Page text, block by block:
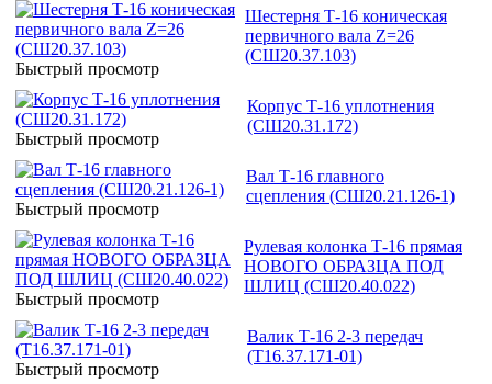
Быстрый просмотр
Шестерня Т-16 коническая
первичного вала Z=26
(СШ20.37.103)
Быстрый просмотр
Корпус Т-16 уплотнения
(СШ20.31.172)
Быстрый просмотр
Вал Т-16 главного
сцепления (СШ20.21.126-1)
Быстрый просмотр
Рулевая колонка Т-16 прямая
НОВОГО ОБРАЗЦА ПОД
ШЛИЦ (СШ20.40.022)
Быстрый просмотр
Валик Т-16 2-3 передач
(Т16.37.171-01)